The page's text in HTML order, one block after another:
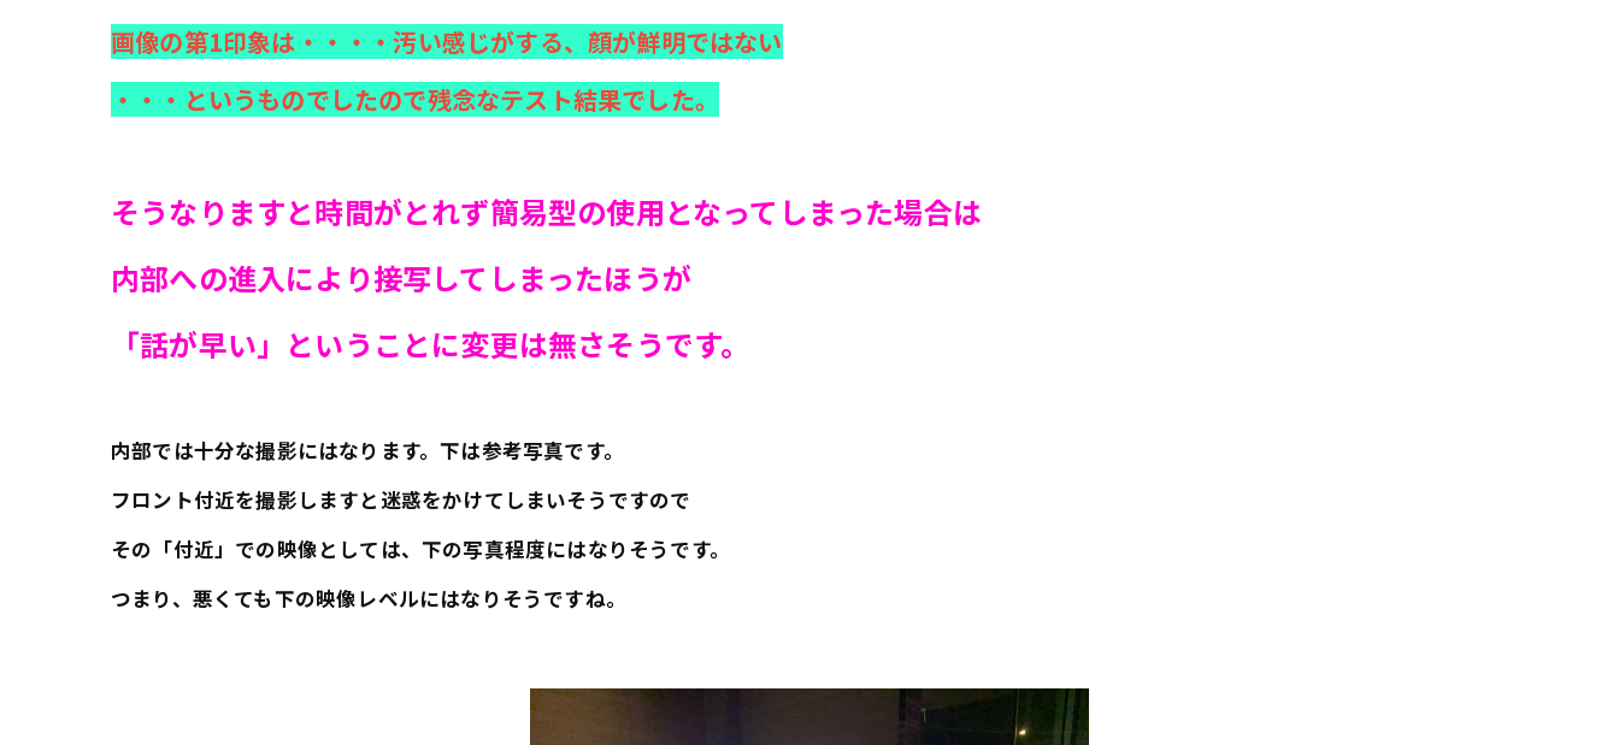
画像の第1印象は・・・・汚い感じがする、顔が鮮明ではない
・・・というものでしたので残念なテスト結果でした。
そうなりますと時間がとれず簡易型の使用となってしまった場合は
内部への進入により接写してしまったほうが
「話が早い」 ということに変更は無さそうです。
内部では十分な撮影にはなります。下は参考写真です。
フロント付近を撮影しますと迷惑をかけてしまいそうですので
その「付近」での映像としては、下の写真程度にはなりそうです。
つまり、悪くても下の映像レベルにはなりそうですね。